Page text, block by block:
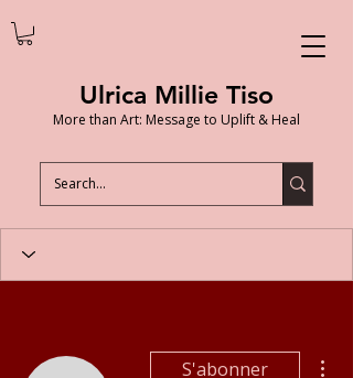
Ulrica Millie Tiso
More than Art: Message to Uplift & Heal
S'abonner